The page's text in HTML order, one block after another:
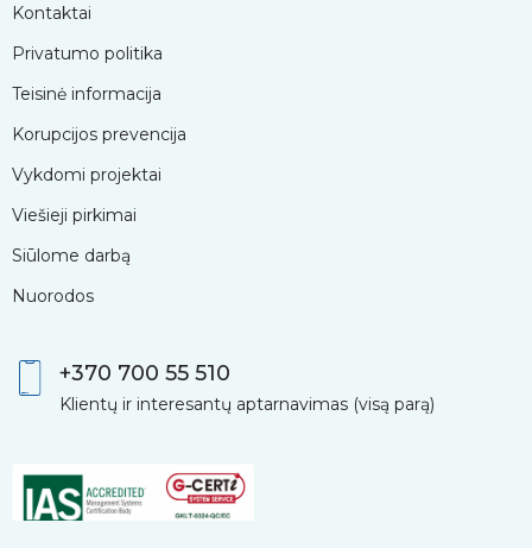
Kontaktai
Privatumo politika
Teisinė informacija
Korupcijos prevencija
Vykdomi projektai
Viešieji pirkimai
Siūlome darbą
Nuorodos
+370 700 55 510
Klientų ir interesantų aptarnavimas (visą parą)